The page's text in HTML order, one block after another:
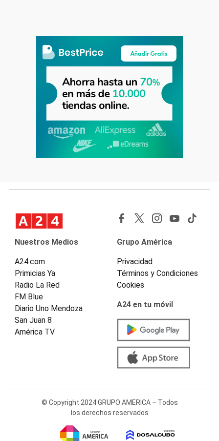
Nuestros Medios
A24.com
Primicias Ya
Radio La Red
FM Blue
Diario Uno Mendoza
San Juan 8
América TV
Grupo América
Privacidad
Términos y Condiciones
Cookies
A24 en tu móvil
© Copyright 2024 GRUPO AMERICA – Todos
los derechos reservados